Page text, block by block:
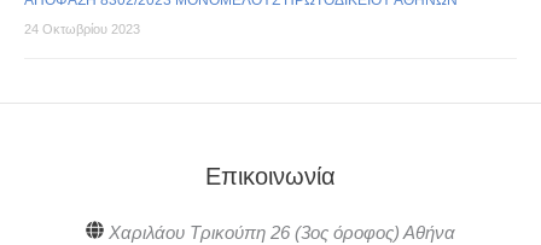
24 Οκτωβρίου 2023
Επικοινωνία
Χαριλάου Τρικούπη 26 (3ος όροφος) Αθήνα